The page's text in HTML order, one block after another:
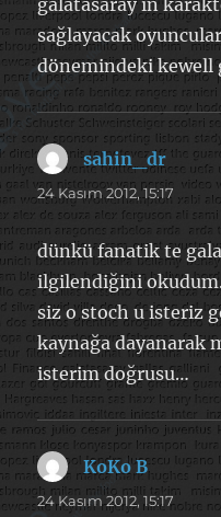
galatasaray ın
sağlayacak
dönemindeki kewell
sahin_dr dedi
ki:
24 Kasım 2012, 15:17
dünkü fanatik te
ilgilendiğini
siz o stoch u isteriz
kaynağa dayanarak
isterim doğrusu…
KoKo Bdedi
ki:
24 Kasım 2012, 15:17